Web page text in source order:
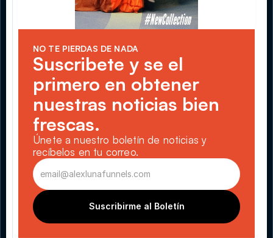
NO TE PIERDAS DE NADA
Suscribete y se el
primero en obtener
nuestras noticias bien
frescas.
Únete a nuestro boletín de noticias y
recíbelos en tu correo.
Suscribirme al Boletín